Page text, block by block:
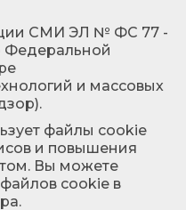
СМИ ЭЛ № ФС 77 -
Федеральной
и массовых
файлы cookie
и повышения
Вы можете
cookie в